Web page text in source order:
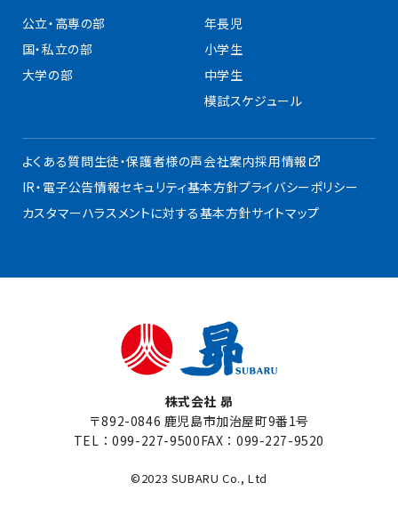
公立・高専の部
国・私立の部
大学の部
年長児
小学生
中学生
模試スケジュール
よくある質問生徒・保護者様の声会社案内採用情報
IR・電子公告情報セキュリティ基本方針プライバシーポリシー
カスタマーハラスメントに対する基本方針サイトマップ
株式会社 昴
〒892-0846 鹿児島市加治屋町9番1号
TEL：099-227-9500FAX：099-227-9520
©2023 SUBARU Co., Ltd